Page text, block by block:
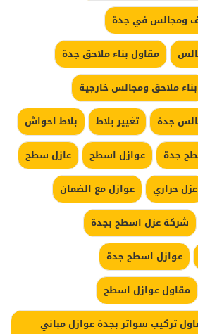
ومجالس في جدة
مقاول بناء ملاحق جدة
بناء ملاحق ومجالس خارجية
جدة
تغيير بلاط
بلاط احواش
جدة عوازل اسطح
عازل سطح
عزل حراري
عوازل مع الضمان
شركة عزل اسطح بجدة
عوازل اسطح جدة
مقاول عوازل اسطح
تركيب سواتر بجدة عوازل مباني